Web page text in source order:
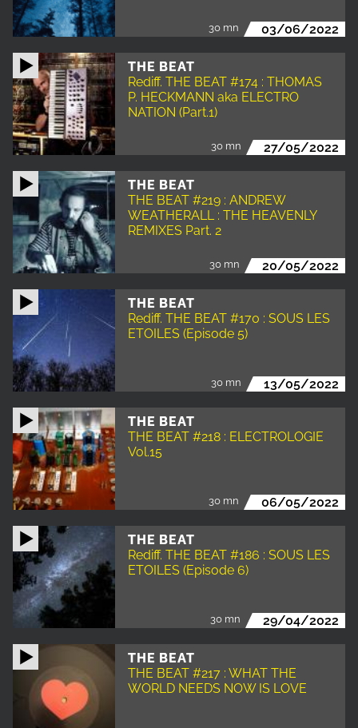
30 mn 03/06/2022
THE BEAT
Rediff. THE BEAT #174 : THOMAS
P. HECKMANN aka ELECTRO
NATION (Part.1)
30 mn 27/05/2022
THE BEAT
THE BEAT #219 : ANDREW
WEATHERALL : THE HEAVENLY
REMIXES Part. 2
30 mn 20/05/2022
THE BEAT
Rediff. THE BEAT #170 : SOUS LES
ETOILES (Episode 5)
30 mn 13/05/2022
THE BEAT
THE BEAT #218 : ELECTROLOGIE
Vol.15
30 mn 06/05/2022
THE BEAT
Rediff. THE BEAT #186 : SOUS LES
ETOILES (Episode 6)
30 mn 29/04/2022
THE BEAT
THE BEAT #217 : WHAT THE
WORLD NEEDS NOW IS LOVE